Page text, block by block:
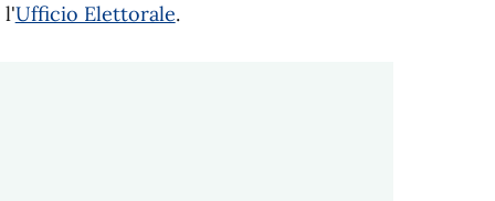
l'Ufficio Elettorale.